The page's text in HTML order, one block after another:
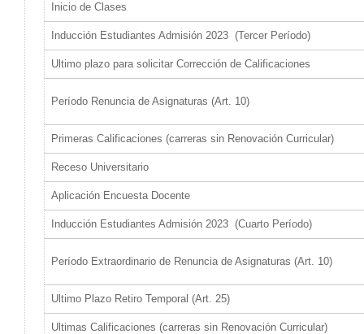
Inicio de Clases
Inducción Estudiantes Admisión 2023 (Tercer Período)
Ultimo plazo para solicitar Corrección de Calificaciones
Período Renuncia de Asignaturas (Art. 10)
Primeras Calificaciones (carreras sin Renovación Curricular)
Receso Universitario
Aplicación Encuesta Docente
Inducción Estudiantes Admisión 2023 (Cuarto Período)
Período Extraordinario de Renuncia de Asignaturas (Art. 10)
Ultimo Plazo Retiro Temporal (Art. 25)
Ultimas Calificaciones (carreras sin Renovación Curricular)